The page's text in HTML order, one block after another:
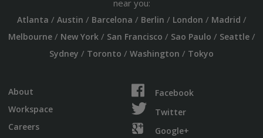
near you:
Atlanta / Austin / Barcelona / Berlin / London / Madrid /
Melbourne/ New York/ San Francisco / Sao Paulo / Seattle/
Sydney / Toronto / Washington / Tokyo
About
Workspace
Careers
Facebook
Twitter
Google+